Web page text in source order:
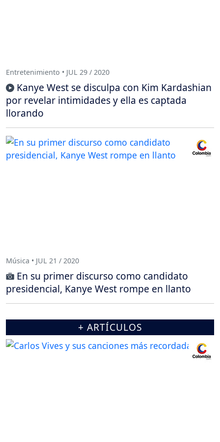
Entretenimiento • JUL 29 / 2020
Kanye West se disculpa con Kim Kardashian
por revelar intimidades y ella es captada
llorando
Música • JUL 21 / 2020
En su primer discurso como candidato
presidencial, Kanye West rompe en llanto
+ ARTÍCULOS